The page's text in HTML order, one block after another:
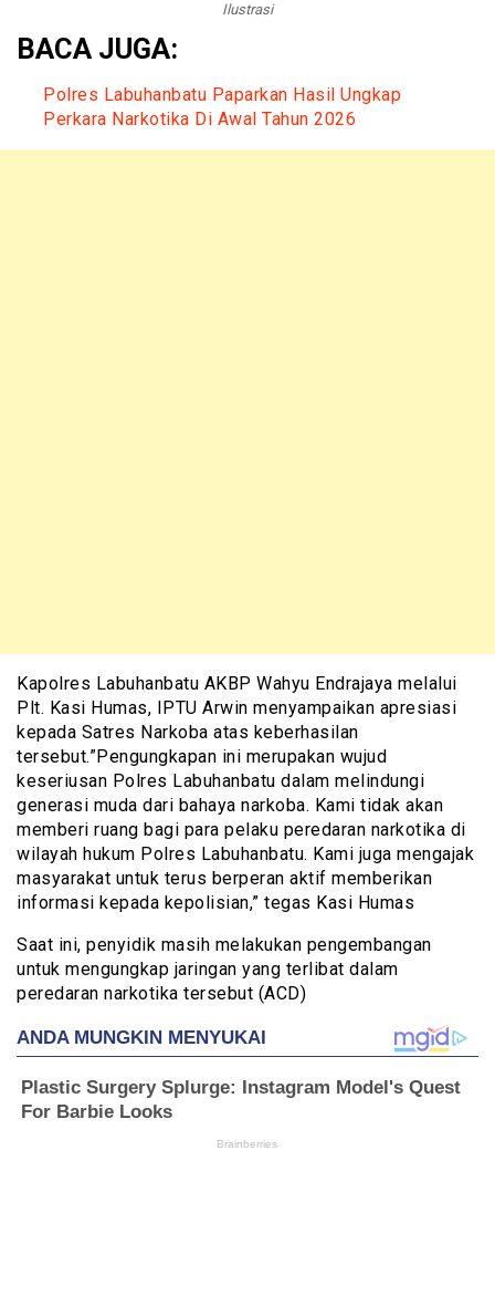
Ilustrasi
BACA JUGA:
Polres Labuhanbatu Paparkan Hasil Ungkap
Perkara Narkotika Di Awal Tahun 2026
Kapolres Labuhanbatu AKBP Wahyu Endrajaya melalui
Plt. Kasi Humas, IPTU Arwin menyampaikan apresiasi
kepada Satres Narkoba atas keberhasilan
tersebut.”Pengungkapan ini merupakan wujud
keseriusan Polres Labuhanbatu dalam melindungi
generasi muda dari bahaya narkoba. Kami tidak akan
memberi ruang bagi para pelaku peredaran narkotika di
wilayah hukum Polres Labuhanbatu. Kami juga mengajak
masyarakat untuk terus berperan aktif memberikan
informasi kepada kepolisian,” tegas Kasi Humas
Saat ini, penyidik masih melakukan pengembangan
untuk mengungkap jaringan yang terlibat dalam
peredaran narkotika tersebut (ACD)